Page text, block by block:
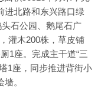
进北路和东兴路口绿
石公园、鹅尾石广
灌木200株，草皮铺
1座。完成主干道“三
1座，同步推进背街小
。